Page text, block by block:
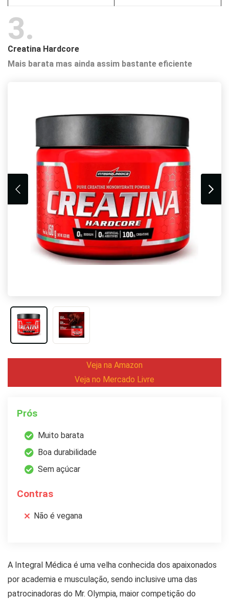
3
Creatina Hardcore
Mais barata mas ainda assim bastante eficiente
Veja na Amazon
Veja no Mercado Livre
Prós
Muito barata
Boa durabilidade
Sem açúcar
Contras
Não é vegana
A Integral Médica é uma velha conhecida dos apaixonados
por academia e musculação, sendo inclusive uma das
patrocinadoras do Mr. Olympia, maior competição do